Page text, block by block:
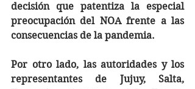
decisión que patentiza la especial
preocupación del NOA frente a las
consecuencias de la pandemia.
Por otro lado, las autoridades y los
representantes de Jujuy, Salta,